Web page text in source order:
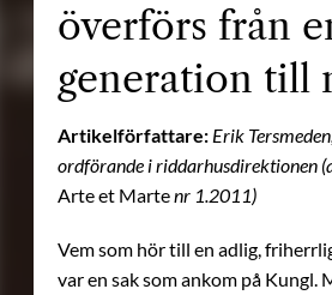
överförs från
generation till
Artikelförfattare: Erik
ordförande i riddarhusdirektionen
Arte et Martenr 1.2011)
Vem som hör till en adlig,
var en sak som ankom på Kungl.